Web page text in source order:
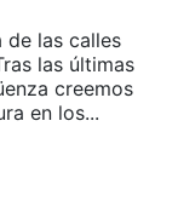
de las calles
las últimas
creemos
en los...